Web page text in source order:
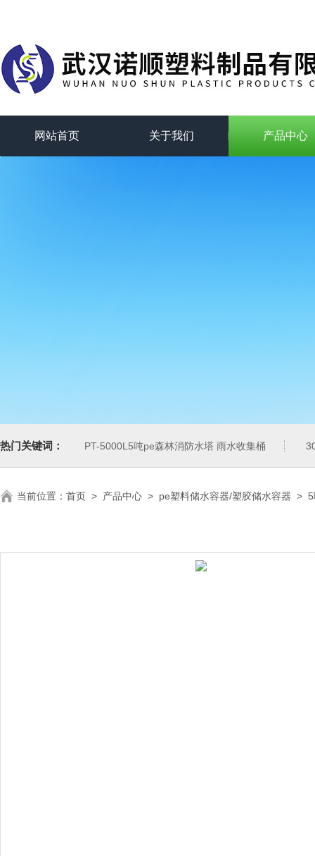
网站首页 关于我们 产品中心
热门关键词： PT-5000L5吨pe森林消防水塔 雨水收集桶
当前位置： 首页 > 产品中心 > pe塑料储水容器/塑胶储水容器 >